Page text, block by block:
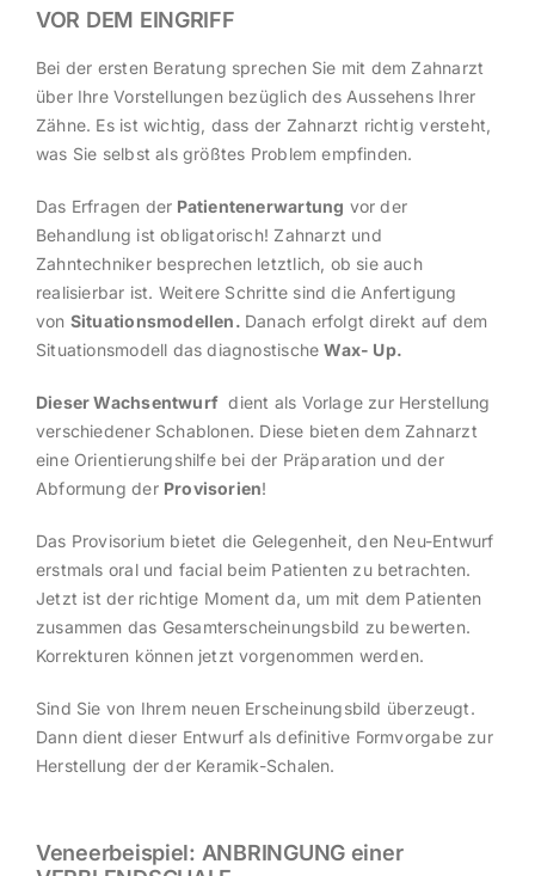
VOR DEM EINGRIFF
Bei der ersten Beratung sprechen Sie mit dem Zahnarzt
über Ihre Vorstellungen bezüglich des Aussehens Ihrer
Zähne. Es ist wichtig, dass der Zahnarzt richtig versteht,
was Sie selbst als größtes Problem empfinden.
Das Erfragen der Patientenerwartung vor der
Behandlung ist obligatorisch! Zahnarzt und
Zahntechniker besprechen letztlich, ob sie auch
realisierbar ist. Weitere Schritte sind die Anfertigung
von Situationsmodellen. Danach erfolgt direkt auf dem
Situationsmodell das diagnostischeWax- Up.
Dieser Wachsentwurf dient als Vorlage zur Herstellung
verschiedener Schablonen. Diese bieten dem Zahnarzt
eine Orientierungshilfe bei der Präparation und der
Abformung der Provisorien!
Das Provisorium bietet die Gelegenheit, den Neu-Entwurf
erstmals oral und facial beim Patienten zu betrachten.
Jetzt ist der richtige Moment da, um mit dem Patienten
zusammen das Gesamterscheinungsbild zu bewerten.
Korrekturen können jetzt vorgenommen werden.
Sind Sie von Ihrem neuen Erscheinungsbild überzeugt.
Dann dient dieser Entwurf als definitive Formvorgabe zur
Herstellung der der Keramik-Schalen.
Veneerbeispiel: ANBRINGUNG einer